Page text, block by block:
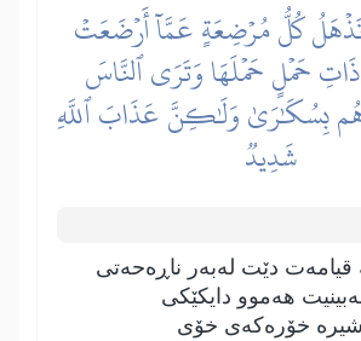
تَذۡهَلُ كُلُّ مُرۡضِعَةٍ عَمَّآ أَرۡضَعَتۡ
حَمۡلٍ حَمۡلَهَا وَتَرَى ٱلنَّاسَ
بِسُكَٰرَىٰ وَلَٰكِنَّ عَذَابَ ٱللَّهِ
شَدِيدٞ
دێت لەبەر ناڕەحەتی
ھەموو دایکێکی
شیرە خۆرەکەی خۆی